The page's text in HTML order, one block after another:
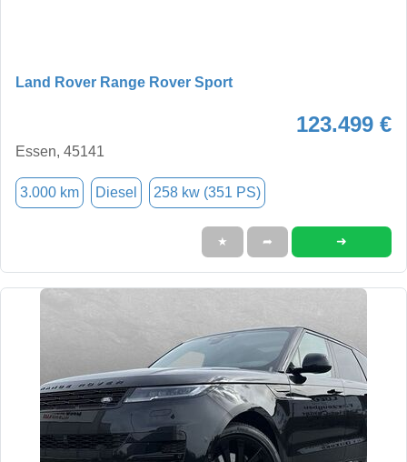
Land Rover Range Rover Sport
123.499 €
Essen, 45141
3.000 km Diesel 258 kw (351 PS)
★ ➦ ➜